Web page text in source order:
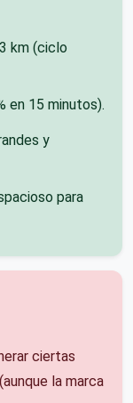
km (ciclo
en 15 minutos).
y
para
ciertas
la marca